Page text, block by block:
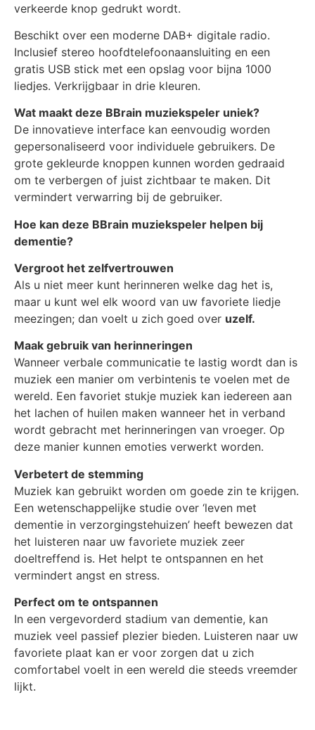
verkeerde knop gedrukt wordt.
Beschikt over een moderne DAB+ digitale radio.
Inclusief stereo hoofdtelefoonaansluiting en een
gratis USB stick met een opslag voor bijna 1000
liedjes. Verkrijgbaar in drie kleuren.
Wat maakt deze BBrain muziekspeler uniek?
De innovatieve interface kan eenvoudig worden
gepersonaliseerd voor individuele gebruikers. De
grote gekleurde knoppen kunnen worden gedraaid
om te verbergen of juist zichtbaar te maken. Dit
vermindert verwarring bij de gebruiker.
Hoe kan deze BBrain muziekspeler helpen bij
dementie?
Vergroot het zelfvertrouwen
Als u niet meer kunt herinneren welke dag het is,
maar u kunt wel elk woord van uw favoriete liedje
meezingen; dan voelt u zich goed over uzelf.
Maak gebruik van herinneringen
Wanneer verbale communicatie te lastig wordt dan is
muziek een manier om verbintenis te voelen met de
wereld. Een favoriet stukje muziek kan iedereen aan
het lachen of huilen maken wanneer het in verband
wordt gebracht met herinneringen van vroeger. Op
deze manier kunnen emoties verwerkt worden.
Verbetert de stemming
Muziek kan gebruikt worden om goede zin te krijgen.
Een wetenschappelijke studie over ‘leven met
dementie in verzorgingstehuizen’ heeft bewezen dat
het luisteren naar uw favoriete muziek zeer
doeltreffend is. Het helpt te ontspannen en het
vermindert angst en stress.
Perfect om te ontspannen
In een vergevorderd stadium van dementie, kan
muziek veel passief plezier bieden. Luisteren naar uw
favoriete plaat kan er voor zorgen dat u zich
comfortabel voelt in een wereld die steeds vreemder
lijkt.